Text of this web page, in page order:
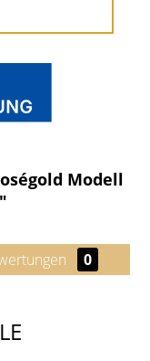
Modell
0